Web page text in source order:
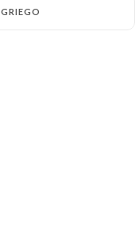
GRIEGO
GRIEGO